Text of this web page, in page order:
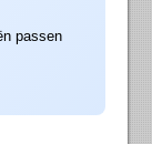
passen